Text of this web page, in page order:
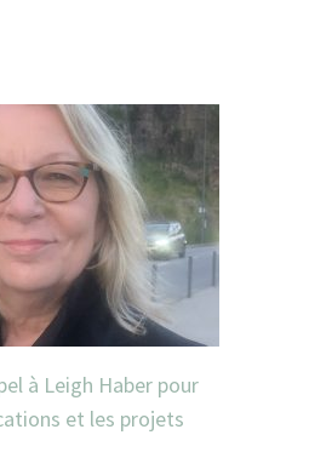
à Leigh Haber pour
et les projets